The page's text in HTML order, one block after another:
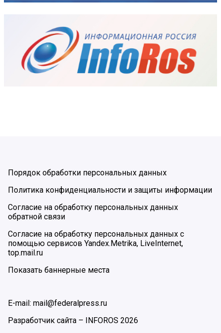
Порядок обработки персональных данных
Политика конфиденциальности и защиты информации
Согласие на обработку персональных данных
обратной связи
Согласие на обработку персональных данных с
помощью сервисов Yandex.Metrika, LiveInternet,
top.mail.ru
Показать баннерные места
E-mail: mail@federalpress.ru
Разработчик сайта –
INFOROS 2026